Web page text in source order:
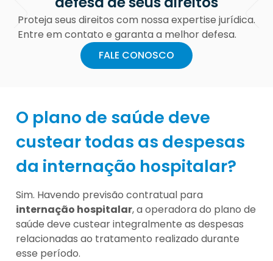
Proteja seus direitos com nossa expertise jurídica.
Entre em contato e garanta a melhor defesa.
FALE CONOSCO
O plano de saúde deve
custear todas as despesas
da internação hospitalar?
Sim. Havendo previsão contratual para
internação hospitalar, a operadora do plano de
saúde deve custear integralmente as despesas
relacionadas ao tratamento realizado durante
esse período.